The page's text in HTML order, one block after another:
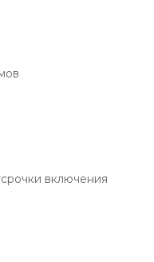
включения